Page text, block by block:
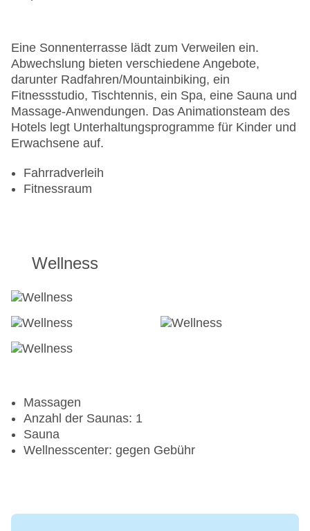
Eine Sonnenterrasse lädt zum Verweilen ein.
Abwechslung bieten verschiedene Angebote,
darunter Radfahren/Mountainbiking, ein
Fitnessstudio, Tischtennis, ein Spa, eine Sauna und
Massage-Anwendungen. Das Animationsteam des
Hotels legt Unterhaltungsprogramme für Kinder und
Erwachsene auf.
Fahrradverleih
Fitnessraum
Wellness
Massagen
Anzahl der Saunas: 1
Sauna
Wellnesscenter: gegen Gebühr